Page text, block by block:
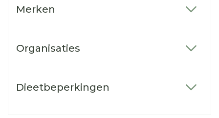
Merken
Organisaties
Dieetbeperkingen